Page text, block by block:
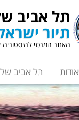
תל אביב
תיור
האתר המרכזי
אודות תל אביב